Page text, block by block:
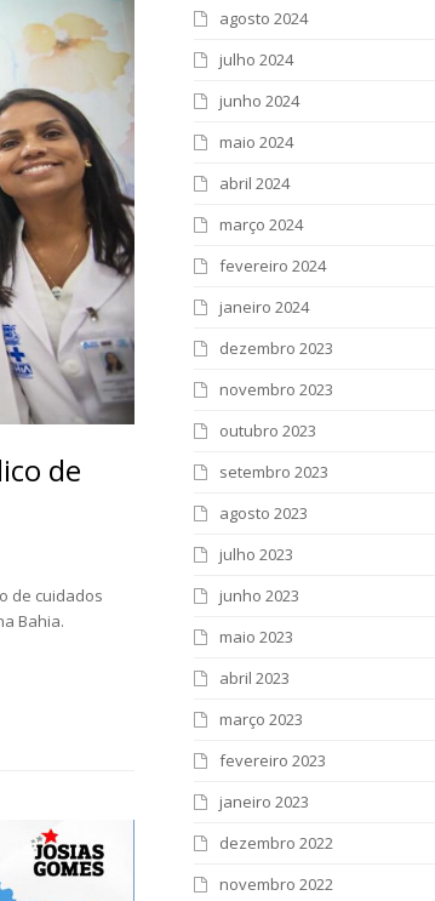
de
de cuidados
Bahia.
agosto 2024
julho 2024
junho 2024
maio 2024
abril 2024
março 2024
fevereiro 2024
janeiro 2024
dezembro 2023
novembro 2023
outubro 2023
setembro 2023
agosto 2023
julho 2023
junho 2023
maio 2023
abril 2023
março 2023
fevereiro 2023
janeiro 2023
dezembro 2022
novembro 2022